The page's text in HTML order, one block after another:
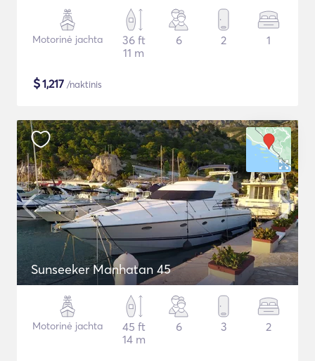
Motorinė jachta
36 ft
11 m
6 2 1
$1,217 /naktinis
Sunseeker Manhatan 45
Motorinė jachta
45 ft
14 m
6 3 2